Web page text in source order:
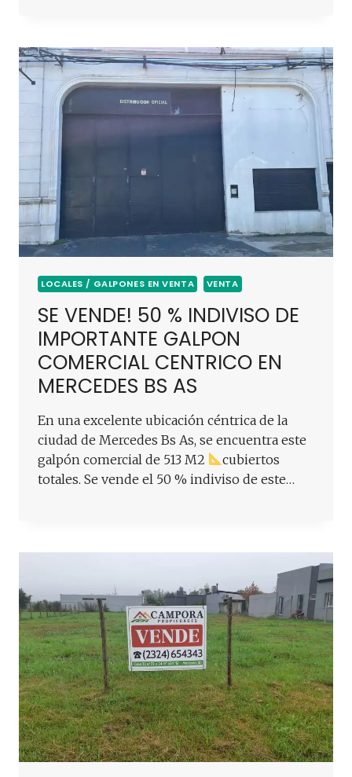
LOCALES / GALPONES EN VENTA VENTA
SE VENDE! 50 % INDIVISO DE
IMPORTANTE GALPON
COMERCIAL CENTRICO EN
MERCEDES BS AS
En una excelente ubicación céntrica de la
ciudad de Mercedes Bs As, se encuentra este
galpón comercial de 513 M2
cubiertos
totales. Se vende el 50 % indiviso de este…